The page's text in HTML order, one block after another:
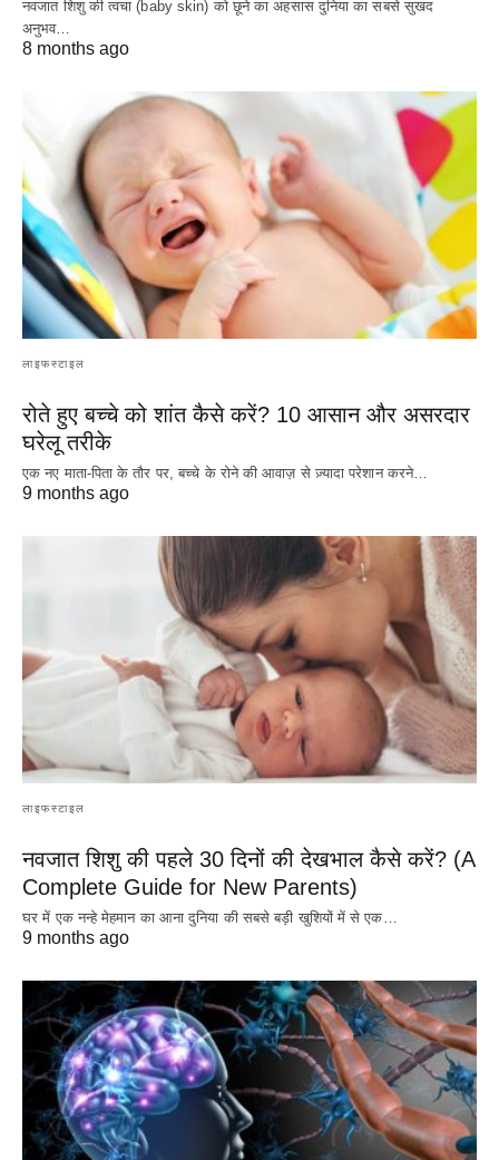
नवजात शिशु की त्वचा (baby skin) को छूने का अहसास दुनिया का सबसे सुखद
अनुभव…
8 months ago
लाइफस्टाइल
रोते हुए बच्चे को शांत कैसे करें? 10 आसान और असरदार
घरेलू तरीके
एक नए माता-पिता के तौर पर, बच्चे के रोने की आवाज़ से ज़्यादा परेशान करने…
9 months ago
लाइफस्टाइल
नवजात शिशु की पहले 30 दिनों की देखभाल कैसे करें? (A
Complete Guide for New Parents)
घर में एक नन्हे मेहमान का आना दुनिया की सबसे बड़ी खुशियों में से एक…
9 months ago